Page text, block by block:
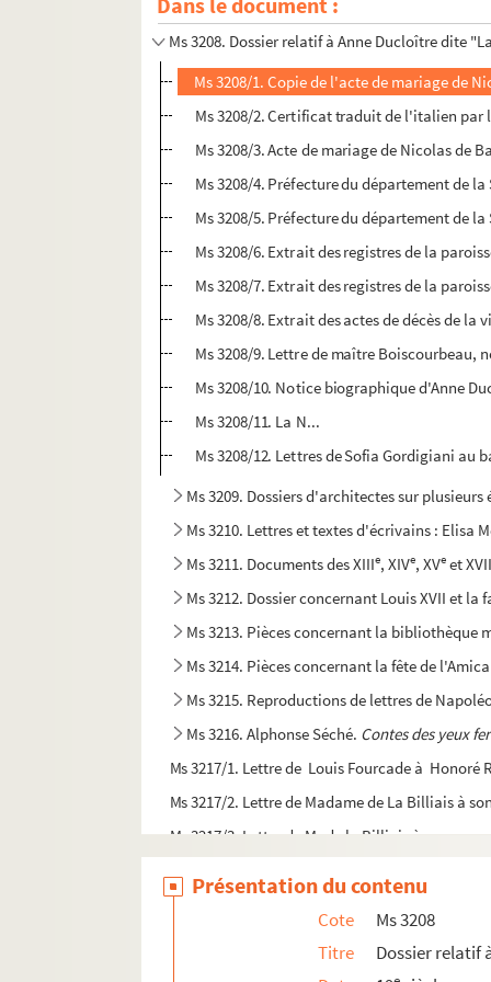
Ms 3207. Dossier autour de Frédéric Cailliaud
Ms 3208. Dossier relatif à Anne Ducloître dite
Ms 3208/1. Copie de l'acte de mariage de
Ms 3208/2. Certificat traduit de l'italien
Ms 3208/3. Acte de mariage de Nicolas de
Ms 3208/4. Préfecture du département de
Ms 3208/5. Préfecture du département de
Ms 3208/6. Extrait des registres de la
Ms 3208/7. Extrait des registres de la
Ms 3208/8. Extrait des actes de décès de la
Ms 3208/9. Lettre de maître Boiscourbeau,
Ms 3208/10. Notice biographique d'Anne
Ms 3208/11. La N...
Ms 3208/12. Lettres de Sofia Gordigiani
Ms 3209. Dossiers d'architectes sur
Ms 3210. Lettres et textes d'écrivains : Elisa
Ms 3211. Documents des XIIIe, XIVe, XVe et
Ms 3212. Dossier concernant Louis XVII et
Ms 3213. Pièces concernant la bibliothèque
Ms 3214. Pièces concernant la fête de
Ms 3215. Reproductions de lettres de
Ms 3216. Alphonse Séché. Contes des yeux
Ms 3217/1. Lettre de Louis Fourcade à Honoré
Ms 3217/2. Lettre de Madame de La Billiais à
Ms 3217/3. Lettre de Mr de la Billiais à sa soeur
Ms 3217/5. Le Sublime, comédie en un acte
Présentation du contenu
Cote
Ms 3208
Titre
Dossier relatif